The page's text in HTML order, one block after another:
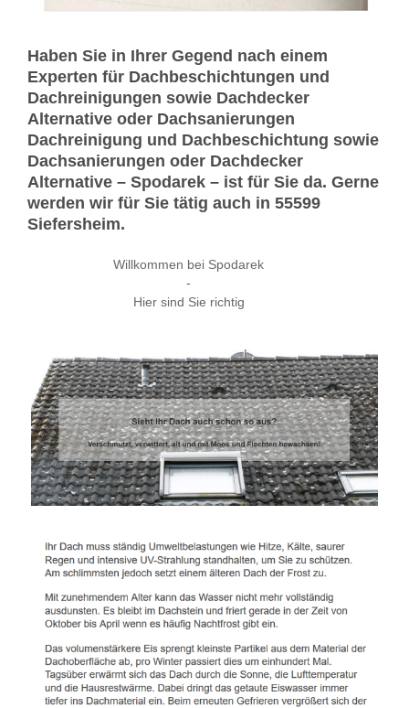
Haben Sie in Ihrer Gegend nach einem
Experten für Dachbeschichtungen und
Dachreinigungen sowie Dachdecker
Alternative oder Dachsanierungen
Dachreinigung und Dachbeschichtung sowie
Dachsanierungen oder Dachdecker
Alternative – Spodarek – ist für Sie da. Gerne
werden wir für Sie tätig auch in 55599
Siefersheim.
Willkommen bei Spodarek
-
Hier sind Sie richtig